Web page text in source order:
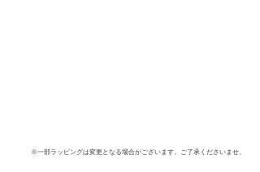
※一部ラッピングは変更となる場合がございます。ご了承くださいませ。